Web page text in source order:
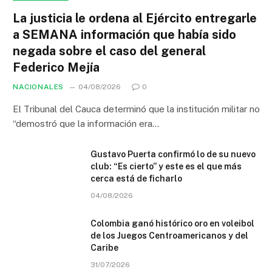
La justicia le ordena al Ejército entregarle
a SEMANA información que había sido
negada sobre el caso del general
Federico Mejía
NACIONALES 04/08/2026 0
El Tribunal del Cauca determinó que la institución militar no
“demostró que la información era…
Gustavo Puerta confirmó lo de su nuevo
club: “Es cierto” y este es el que más
cerca está de ficharlo
04/08/2026
Colombia ganó histórico oro en voleibol
de los Juegos Centroamericanos y del
Caribe
31/07/2026